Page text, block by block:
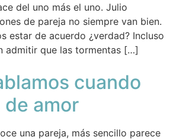
del uno más el uno. Julio
de pareja no siempre van bien.
estar de acuerdo ¿verdad? Incluso
admitir que las tormentas […]
cuando
de amor
una pareja, más sencillo parece